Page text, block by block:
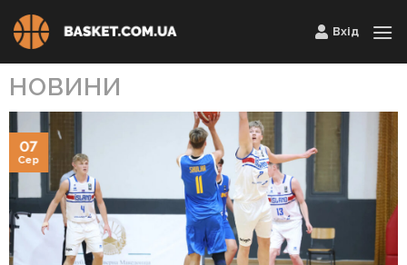
Skip
to
Вхід
НОВИНИ
07
Сер